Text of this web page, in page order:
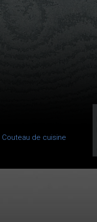
Couteau de cuisine